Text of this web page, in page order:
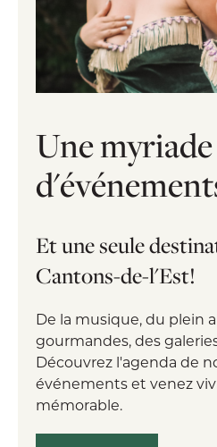
Une myriade
Et une seule
Cantons-de-l'Est!
De la musique, du plein
gourmandes, des
Découvrez l'agenda de
événements et venez
mémorable.